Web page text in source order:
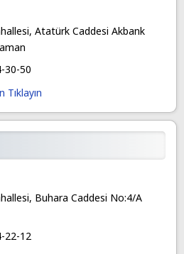
Atatürk Caddesi Akbank
30-50
Tıklayın
Buhara Caddesi No:4/A
22-12